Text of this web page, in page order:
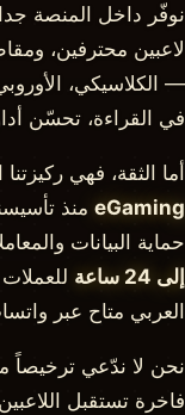
نوفّر داخل المنصة
لاعبين محترفين،
في القراءة، تحسّن
أما الثقة، فهي
eGaming منذ
حماية البيانات
إلى 24 ساعة
العربي متاح عبر
نحن لا ندّعي ترخيصاً
فاخرة تستقبل